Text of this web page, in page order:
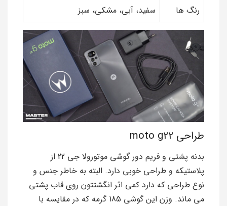
رنگ ها سفید، آبی، مشکی، سبز
طراحی moto g22
بدنه پشتی و فریم دور گوشی موتورولا جی 22 از
پلاستیکه و طراحی خوبی دارد. البته به خاطر جنس و
نوع طراحی که دارد کمی اثر انگشتتون روی قاب پشتی
می ماند. وزن این گوشی 185 گرمه که در مقایسه با